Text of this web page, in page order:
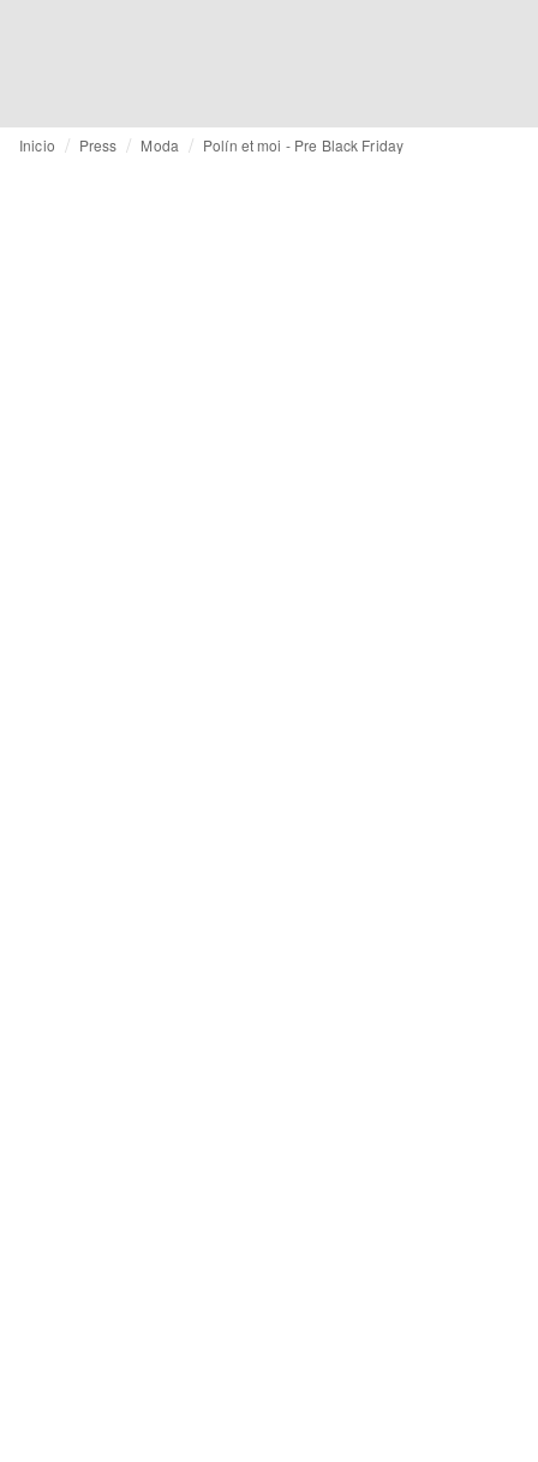
Inicio Press Moda Polín et moi - Pre Black Friday